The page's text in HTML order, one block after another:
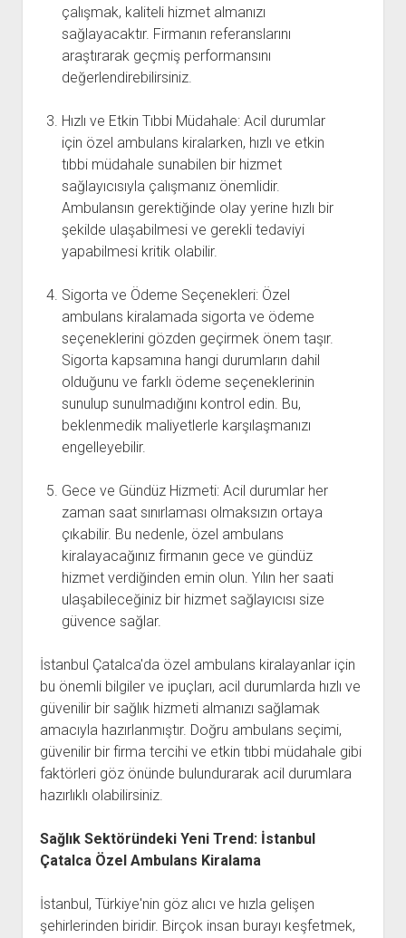
çalışmak, kaliteli hizmet almanızı
sağlayacaktır. Firmanın referanslarını
araştırarak geçmiş performansını
değerlendirebilirsiniz.
Hızlı ve Etkin Tıbbi Müdahale: Acil durumlar
için özel ambulans kiralarken, hızlı ve etkin
tıbbi müdahale sunabilen bir hizmet
sağlayıcısıyla çalışmanız önemlidir.
Ambulansın gerektiğinde olay yerine hızlı bir
şekilde ulaşabilmesi ve gerekli tedaviyi
yapabilmesi kritik olabilir.
Sigorta ve Ödeme Seçenekleri: Özel
ambulans kiralamada sigorta ve ödeme
seçeneklerini gözden geçirmek önem taşır.
Sigorta kapsamına hangi durumların dahil
olduğunu ve farklı ödeme seçeneklerinin
sunulup sunulmadığını kontrol edin. Bu,
beklenmedik maliyetlerle karşılaşmanızı
engelleyebilir.
Gece ve Gündüz Hizmeti: Acil durumlar her
zaman saat sınırlaması olmaksızın ortaya
çıkabilir. Bu nedenle, özel ambulans
kiralayacağınız firmanın gece ve gündüz
hizmet verdiğinden emin olun. Yılın her saati
ulaşabileceğiniz bir hizmet sağlayıcısı size
güvence sağlar.
İstanbul Çatalca'da özel ambulans kiralayanlar için
bu önemli bilgiler ve ipuçları, acil durumlarda hızlı ve
güvenilir bir sağlık hizmeti almanızı sağlamak
amacıyla hazırlanmıştır. Doğru ambulans seçimi,
güvenilir bir firma tercihi ve etkin tıbbi müdahale gibi
faktörleri göz önünde bulundurarak acil durumlara
hazırlıklı olabilirsiniz.
Sağlık Sektöründeki Yeni Trend: İstanbul
Çatalca Özel Ambulans Kiralama
İstanbul, Türkiye'nin göz alıcı ve hızla gelişen
şehirlerinden biridir. Birçok insan burayı keşfetmek,